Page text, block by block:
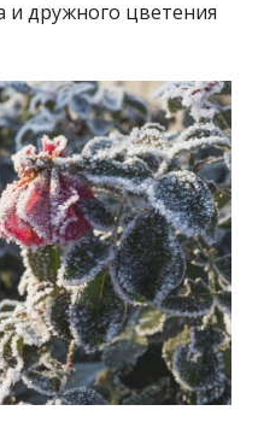
и дружного цветения